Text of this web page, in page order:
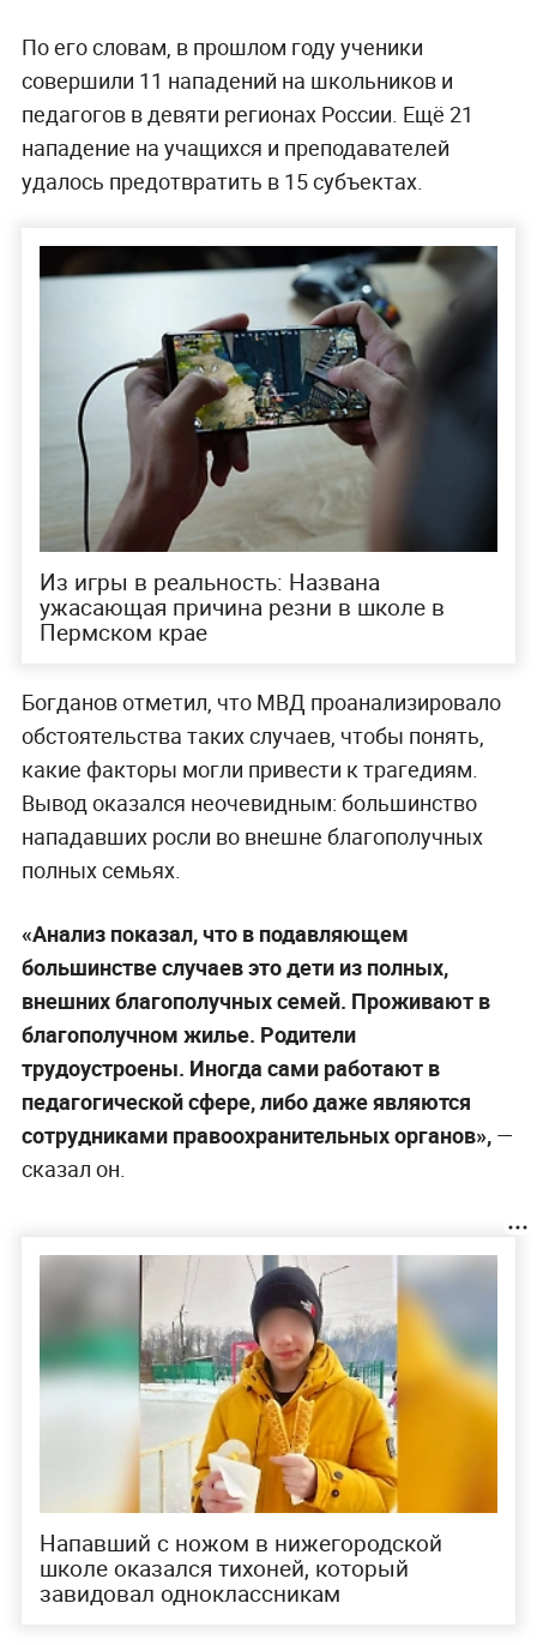
По его словам, в прошлом году ученики
совершили 11 нападений на школьников и
педагогов в девяти регионах России. Ещё 21
нападение на учащихся и преподавателей
удалось предотвратить в 15 субъектах.
Из игры в реальность: Названа
ужасающая причина резни в школе в
Пермском крае
Богданов отметил, что МВД проанализировало
обстоятельства таких случаев, чтобы понять,
какие факторы могли привести к трагедиям.
Вывод оказался неочевидным: большинство
нападавших росли во внешне благополучных
полных семьях.
«Анализ показал, что в подавляющем
большинстве случаев это дети из полных,
внешних благополучных семей. Проживают в
благополучном жилье. Родители
трудоустроены. Иногда сами работают в
педагогической сфере, либо даже являются
сотрудниками правоохранительных органов», —
сказал он.
Напавший с ножом в нижегородской
школе оказался тихоней, который
завидовал одноклассникам